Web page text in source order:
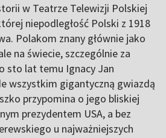
w Teatrze Telewizji Polskiej
niepodległość Polski z 1918
Polakom znany głównie jako
na świecie, szczególnie za
sto lat temu Ignacy Jan
wszystkim gigantyczną gwiazdą
przypomina o jego bliskiej
prezydentem USA, a bez
u najważniejszych